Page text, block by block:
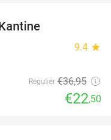
9.4 star
Regulier €36,95
€22,50